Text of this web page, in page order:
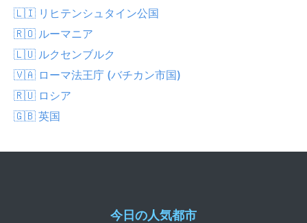
🇱🇮 リヒテンシュタイン公国
🇷🇴 ルーマニア
🇱🇺 ルクセンブルク
🇻🇦 ローマ法王庁 (バチカン市国)
🇷🇺 ロシア
🇬🇧 英国
今日の人気都市